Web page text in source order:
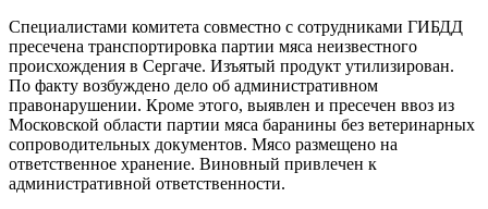
Специалистами комитета совместно с сотрудниками ГИБДД
пресечена транспортировка партии мяса неизвестного
происхождения в Сергаче. Изъятый продукт утилизирован.
По факту возбуждено дело об административном
правонарушении. Кроме этого, выявлен и пресечен ввоз из
Московской области партии мяса баранины без ветеринарных
сопроводительных документов. Мясо размещено на
ответственное хранение. Виновный привлечен к
административной ответственности.